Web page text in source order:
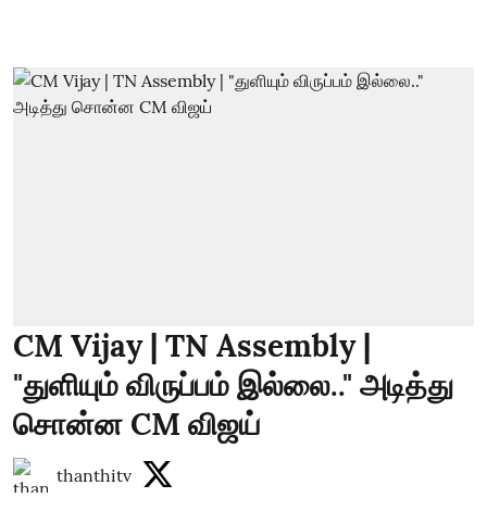
CM Vijay | TN Assembly |
"துளியும் விருப்பம் இல்லை.." அடித்து
சொன்ன CM விஜய்
thanthitv